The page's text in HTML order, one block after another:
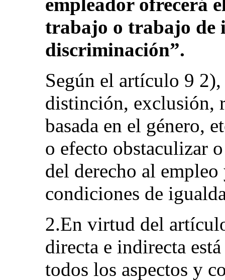
trabajo o trabajo de
discriminación”.
Según el artículo 9
distinción, exclusión,
basada en el género,
o efecto obstaculizar
del derecho al
condiciones de
2.En virtud del
directa e indirecta
todos los aspectos y